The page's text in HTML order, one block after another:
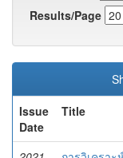
Results/Page
Issue
Date
Title